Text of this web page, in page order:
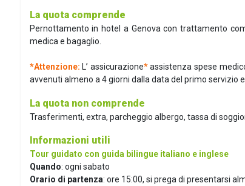
La quota comprende
Pernottamento in hotel a Genova con trattamento
medica e bagaglio.
*Attenzione: L’ assicurazione*assistenza spese
avvenuti almeno a 4 giorni dalla data del primo servizio
La quota non comprende
Trasferimenti, extra, parcheggio albergo, tassa di
Informazioni utili
Tour guidato con guida bilingue italiano e inglese
Quando: ogni sabato
Orario di partenza: ore 15:00, si prega di presentarsi